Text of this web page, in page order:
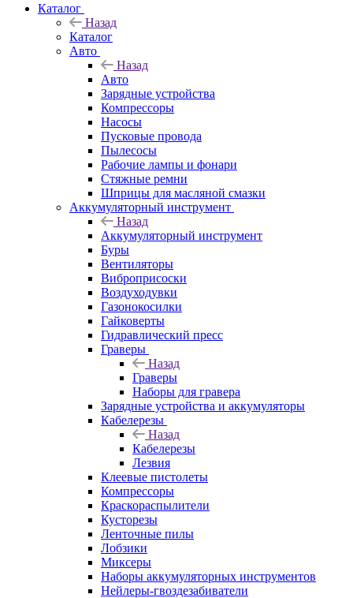
Каталог
Назад
Каталог
Авто
Назад
Авто
Зарядные устройства
Компрессоры
Насосы
Пусковые провода
Пылесосы
Рабочие лампы и фонари
Стяжные ремни
Шприцы для масляной смазки
Аккумуляторный инструмент
Назад
Аккумуляторный инструмент
Буры
Вентиляторы
Виброприсоски
Воздуходувки
Газонокосилки
Гайковерты
Гидравлический пресс
Граверы
Назад
Граверы
Наборы для гравера
Зарядные устройства и аккумуляторы
Кабелерезы
Назад
Кабелерезы
Лезвия
Клеевые пистолеты
Компрессоры
Краскораспылители
Кусторезы
Ленточные пилы
Лобзики
Миксеры
Наборы аккумуляторных инструментов
Нейлеры-гвоздезабиватели